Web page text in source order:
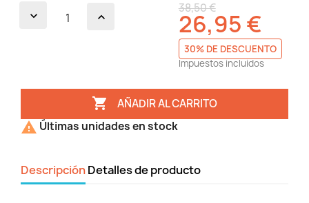
38,50 €
26,95 €
30% DE DESCUENTO
Impuestos incluidos
 AÑADIR AL CARRITO
 Últimas unidades en stock
DescripciónDetalles de producto